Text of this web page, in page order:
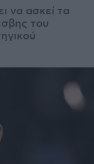
να ασκεί τα
του